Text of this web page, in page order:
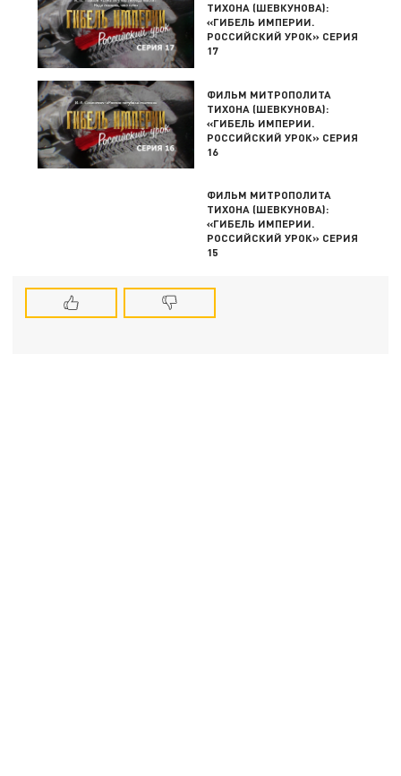
ТИХОНА (ШЕВКУНОВА):
«ГИБЕЛЬ ИМПЕРИИ.
РОССИЙСКИЙ УРОК» СЕРИЯ
17
ФИЛЬМ МИТРОПОЛИТА
ТИХОНА (ШЕВКУНОВА):
«ГИБЕЛЬ ИМПЕРИИ.
РОССИЙСКИЙ УРОК» СЕРИЯ
16
ФИЛЬМ МИТРОПОЛИТА
ТИХОНА (ШЕВКУНОВА):
«ГИБЕЛЬ ИМПЕРИИ.
РОССИЙСКИЙ УРОК» СЕРИЯ
15